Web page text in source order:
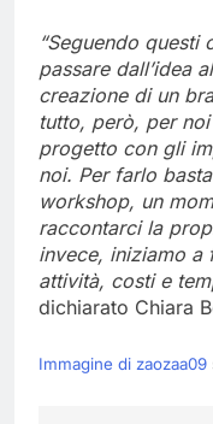
“Seguendo questi
passare dall’idea
creazione di un
tutto, però, per
progetto con gli
noi. Per farlo
workshop, un
raccontarci la
invece, iniziamo a
attività, costi e
dichiarato Chiara
Immagine di zaozaa09